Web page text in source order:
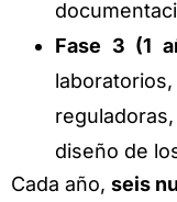
Fase 3 (1
diseño de
Cada año, seis